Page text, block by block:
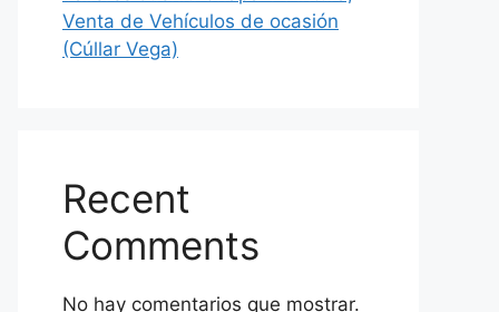
Venta de Vehículos de ocasión
(Cúllar Vega)
Recent
Comments
No hay comentarios que mostrar.